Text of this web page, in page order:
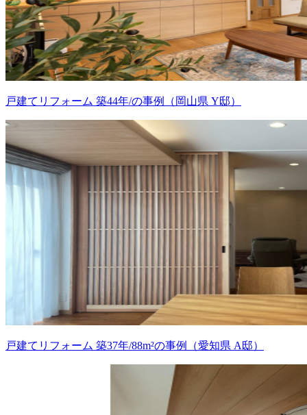
戸建てリフォーム 築44年/の事例（岡山県 Y邸）
戸建てリフォーム 築37年/88m²の事例（愛知県 A邸）